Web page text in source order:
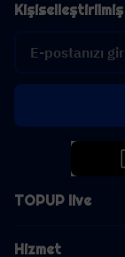
TOPUP live
Hizmet
Kişiselleştirilmiş